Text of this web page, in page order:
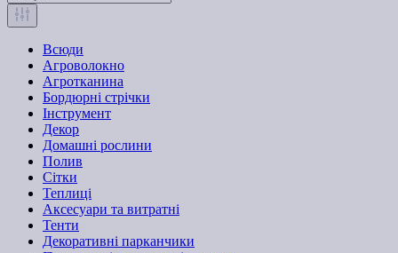
Всюди
Агроволокно
Агротканина
Бордюрні стрічки
Інструмент
Декор
Домашні рослини
Полив
Сітки
Теплиці
Аксесуари та витратні
Тенти
Декоративні парканчики